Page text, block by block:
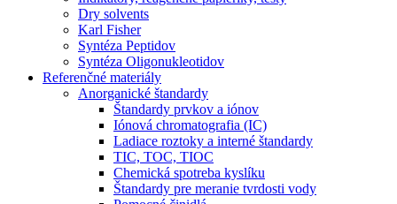
Dry solvents
Karl Fisher
Syntéza Peptidov
Syntéza Oligonukleotidov
Referenčné materiály
Anorganické štandardy
Štandardy prvkov a iónov
Iónová chromatografia (IC)
Ladiace roztoky a interné štandardy
TIC, TOC, TIOC
Chemická spotreba kyslíku
Štandardy pre meranie tvrdosti vody